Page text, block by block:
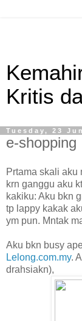
Kritis
Tuesday, 23
e-shopping
Prtama skali aku
krn ganggu aku
kakiku: Aku bkn
tp lappy kakak
ym pun. Mntak
Aku bkn busy
Lelong.com.my.
drahsiakn),